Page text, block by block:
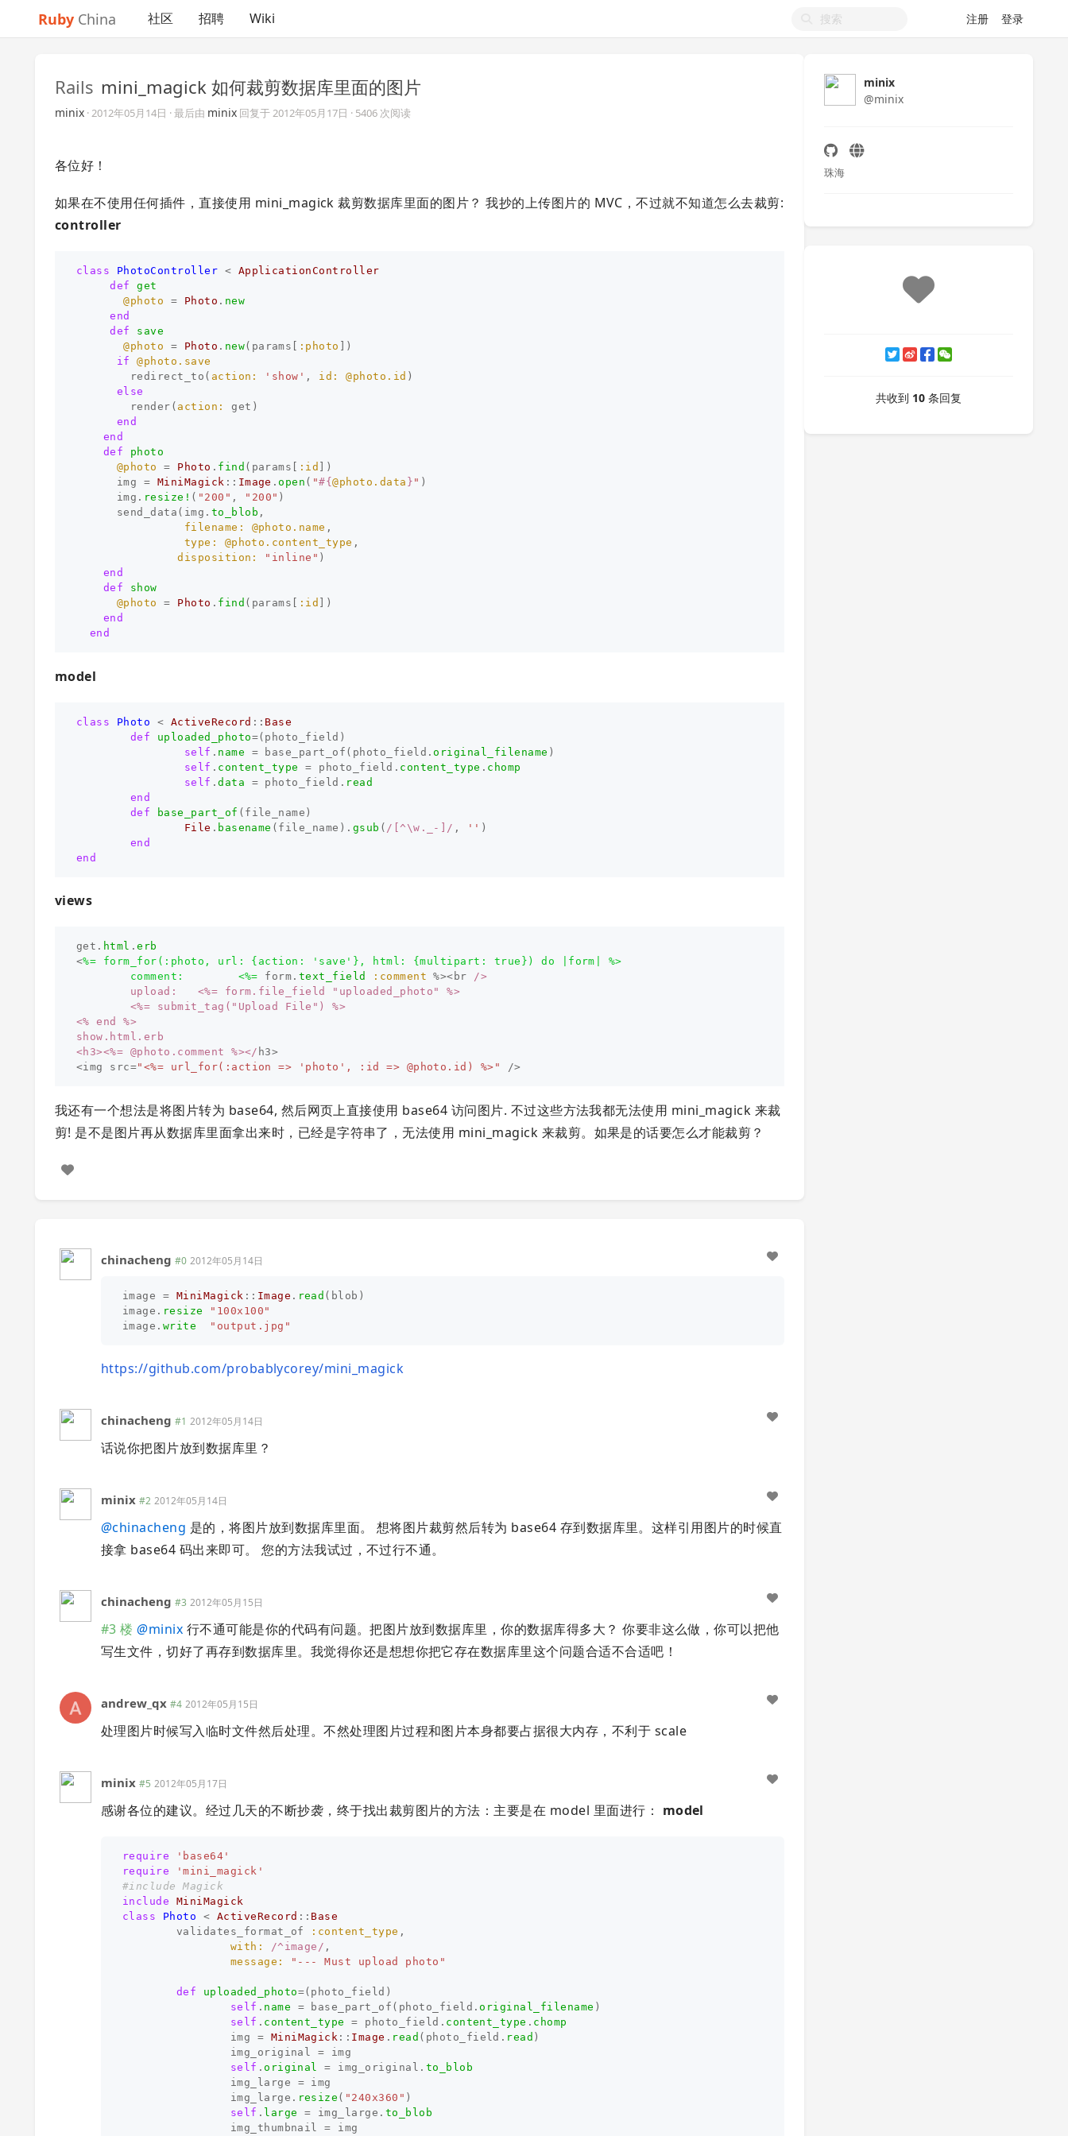
Ruby China 社区 招聘 Wiki 注册 登录
Rails mini_magick 如何裁剪数据库里面的图片
minix ·2012年05月14日 · 最后由 minix 回复于2012年05月17日 · 5406 次阅读
各位好！
如果在不使用任何插件，直接使用 mini_magick 裁剪数据库里面的图片？ 我抄的上传图片的 MVC，不过就不知道怎么去裁剪:
controller
class PhotoController < ApplicationController
def
get
@photo
= Photo . new
end
def
save
@photo
= Photo . new( params :photo
])
if
@photo.save
redirect_to ( action: 'show' , id: @photo.id )
else
render ( action: get )
end
end
def
photo
@photo
= Photo . find ( params :id
])
img
= MiniMagick :: Image .open ( "#{@photo.data } " )
img . resize! ( "200" , "200" )
send_data ( img . to_blob ,
filename: @photo.name ,
type: @photo.content_type ,
disposition:
"inline" )
end
def
show
@photo
= Photo . find ( params :id
])
end
end
model
class Photo < ActiveRecord :: Base
def
uploaded_photo=( photo_field )
self . name = base_part_of ( photo_field .original_filename )
self . content_type = photo_field . content_type . chomp
self .data = photo_field . read
end
def
base_part_of ( file_name )
File . basename ( file_name ). gsub ( /[^\w._-]/ , '' )
end
end
views
get . html .erb
<%= form_for(:photo, url: {action: 'save'}, html: {multipart: true}) do |form| %>
        comment:        <%=
form . text_field :comment %>< br
/>
        upload:   <%= form.file_field "uploaded_photo" %>
        <%= submit_tag("Upload File") %>
<% end %>
show.html.erb
<h3><%= @photo.comment %></ h3>
<img src="<%= url_for(:action => 'photo', :id => @photo.id) %>" />
我还有一个想法是将图片转为 base64, 然后网页上直接使用 base64 访问图片. 不过这些方法我都无法使用 mini_magick 来裁
剪! 是不是图片再从数据库里面拿出来时，已经是字符串了，无法使用 mini_magick 来裁剪。如果是的话要怎么才能裁剪？
chinacheng #0 2012年05月14日
image = MiniMagick :: Image . read ( blob )
image . resize
"100x100"
image . write "output.jpg"
https://github.com/probablycorey/mini_magick
chinacheng #1 2012年05月14日
话说你把图片放到数据库里？
minix #2 2012年05月14日
@chinacheng 是的，将图片放到数据库里面。 想将图片裁剪然后转为 base64 存到数据库里。这样引用图片的时候直
接拿 base64 码出来即可。 您的方法我试过，不过行不通。
chinacheng #3 2012年05月15日
#3 楼 @minix 行不通可能是你的代码有问题。把图片放到数据库里，你的数据库得多大？ 你要非这么做，你可以把他
写生文件，切好了再存到数据库里。我觉得你还是想想你把它存在数据库里这个问题合适不合适吧！
andrew_qx #4 2012年05月15日
处理图片时候写入临时文件然后处理。不然处理图片过程和图片本身都要占据很大内存，不利于 scale
minix #5 2012年05月17日
感谢各位的建议。经过几天的不断抄袭，终于找出裁剪图片的方法：主要是在 model 里面进行： model
require
'base64'
require
'mini_magick'
#include Magick
include
MiniMagick
class
Photo < ActiveRecord :: Base
validates_format_of
:content_type ,
with: /^image/ ,
message:
"--- Must upload photo"
def uploaded_photo=( photo_field )
self . name = base_part_of ( photo_field .original_filename )
self . content_type = photo_field . content_type . chomp
img
= MiniMagick :: Image . read ( photo_field . read )
img_original
=
img
self .original = img_original . to_blob
img_large
=
img
img_large . resize ( "240x360" )
self . large = img_large . to_blob
img_thumbnail
= img
minix
@minix
珠海
共收到 10 条回复